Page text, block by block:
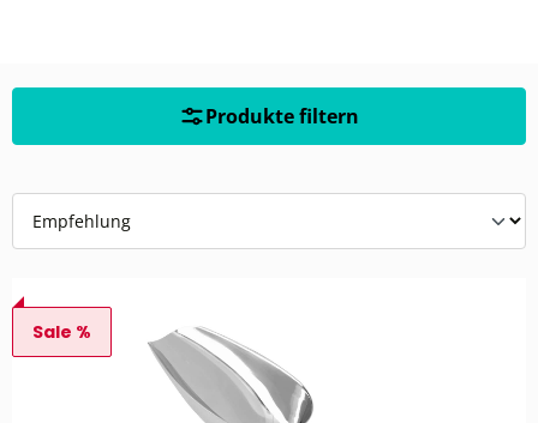
Produkte filtern
Sale %